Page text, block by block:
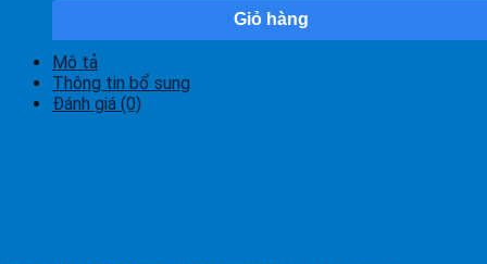
Giỏ hàng
Mô tả
Thông tin bổ sung
Đánh giá (0)